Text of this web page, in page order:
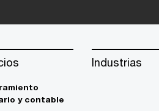
y contable
Industrias